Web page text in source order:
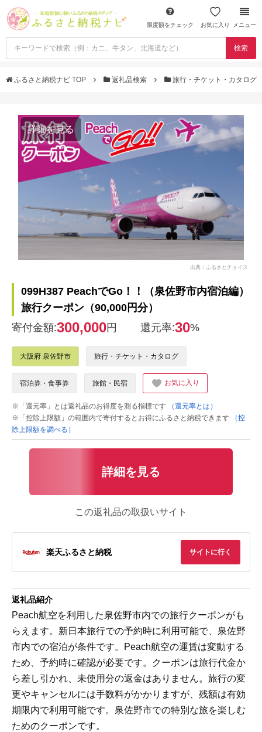
限度額をチェック お気に入り メニュー
検索
ふるさと納税ナビ TOP 返礼品検索 旅行・チケット・カタログ
詳細を見る
出典：ふるさとチョイス
099H387 PeachでGo！！（泉佐野市内宿泊編）
旅行クーポン（90,000円分）
寄付金額:300,000円 還元率:30%
大阪府 泉佐野市 旅行・チケット・カタログ
宿泊券・食事券 旅館・民宿 お気に入り
※「還元率」とは返礼品のお得度を測る指標です
（還元率とは）
※「控除上限額」の範囲内で寄付するとお得にふるさと納税できます
（控
除上限額を調べる）
詳細を見る
この返礼品の取扱いサイト
楽天ふるさと納税 サイトに行く
返礼品紹介
Peach航空を利用した泉佐野市内での旅行クーポンがも
らえます。新日本旅行での予約時に利用可能で、泉佐野
市内での宿泊が条件です。Peach航空の運賃は変動する
ため、予約時に確認が必要です。クーポンは旅行代金か
ら差し引かれ、未使用分の返金はありません。旅行の変
更やキャンセルには手数料がかかりますが、残額は有効
期限内で利用可能です。泉佐野市での特別な旅を楽しむ
ためのクーポンです。